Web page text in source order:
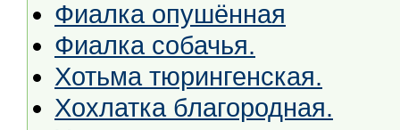
Фиалка опушённая
Фиалка собачья.
Хотьма тюрингенская.
Хохлатка благородная.